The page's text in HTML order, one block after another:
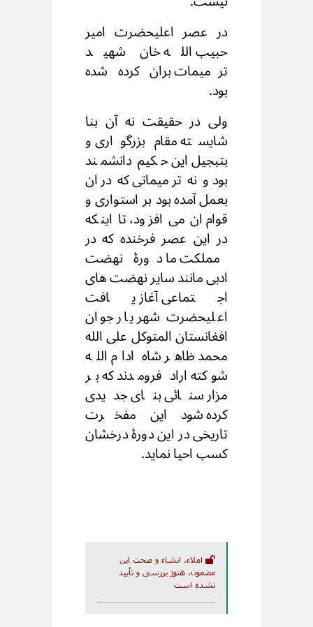
در عصر اعلیحضرت امیر
حبیب الله خان شهید
ترمیمات بران کرده شده
بود.
ولی در حقیقت نه آن بنا
شایسته مقام بزرگواری و
بتبجیل این حکیم دانشمند
بود و نه ترمیماتی که دران
بعمل آمده بود بر استواری و
قوام ان می افزود، تا اینکه
در این عصر فرخنده که در
مملکت ما دورۀ نهضت
ادبی مانند سایر نهضت های
اجتماعی آغاز یافت
اعلیحضرت شهر یار جوان
افغانستان المتوکل علی الله
محمد ظاهر شاه ادام الله
شوکته اراد فرومدند که بر
مزار سنائی بنای جدیدی
کرده شود این مفخرت
تاریخی در این دورۀ درخشان
کسب احیا نماید.
املاء، انشاء و صحت این
مضمون، هنوز بررسی و تأیید
نشده است